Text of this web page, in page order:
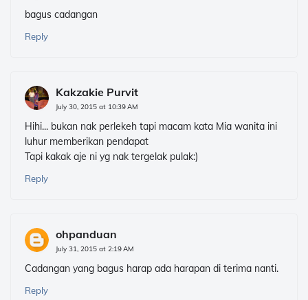
bagus cadangan
Reply
Kakzakie Purvit
July 30, 2015 at 10:39 AM
Hihi... bukan nak perlekeh tapi macam kata Mia wanita ini
luhur memberikan pendapat
Tapi kakak aje ni yg nak tergelak pulak:)
Reply
ohpanduan
July 31, 2015 at 2:19 AM
Cadangan yang bagus harap ada harapan di terima nanti.
Reply